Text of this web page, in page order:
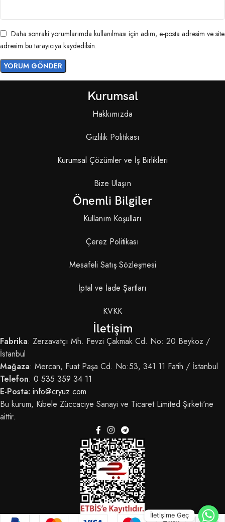
Daha sonraki yorumlarımda kullanılması için adım, e-posta adresim ve site
adresim bu tarayıcıya kaydedilsin.
Kurumsal
Hakkımızda
Gizlilik Politikası
Kurumsal Çözümler ve İş Birlikleri
Bize Ulaşın
Önemli Bilgiler
Kullanım Koşulları
Çerez Politikası
Mesafeli Satış Sözleşmesi
İptal ve İade Şartları
KVKK
İletişim
Fabrika: Zerzavatçı Mh. Fevzi Çakmak Cd. No: 20 Beykoz /
İstanbul
Mağaza: Mercan, Fuat Paşa Cd. No:53, 341 11 Fatih / İstanbul
Telefon: 0 535 359 34 11
E-Posta: info@cryuz.com
Bu kurum, Kibele Züccaciye Sanayi ve Ticaret Limited Şirketi'ne
aittir.
İletişime Geç